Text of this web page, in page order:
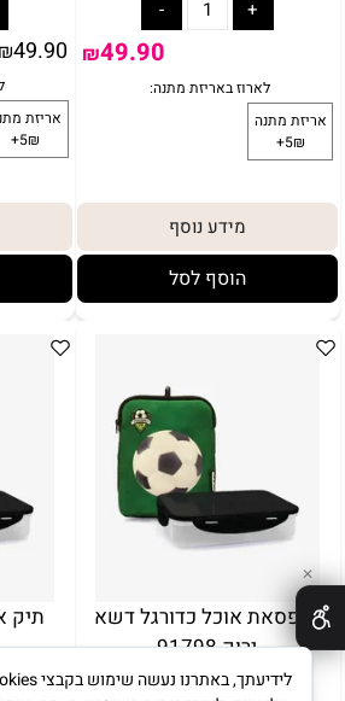
מתנה:
לארוז
₪49.90
מידע נוסף
הוסף לסל
₪49.90
קופסאת אוכל כדורגל דשא
ירוק 91798
תיק
✕